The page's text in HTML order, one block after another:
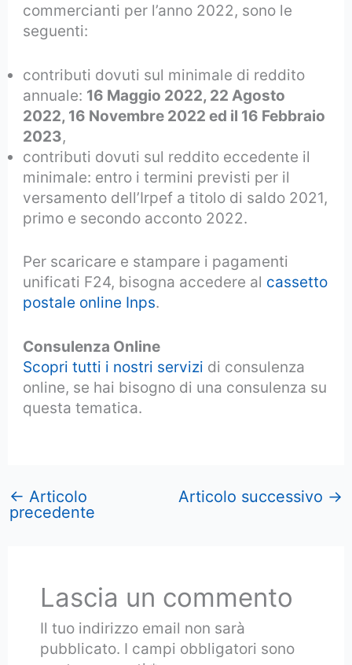
commercianti per l’anno 2022, sono le
seguenti:
contributi dovuti sul minimale di reddito
annuale: 16 Maggio 2022, 22 Agosto
2022, 16 Novembre 2022 ed il 16 Febbraio
2023,
contributi dovuti sul reddito eccedente il
minimale: entro i termini previsti per il
versamento dell’Irpef a titolo di saldo 2021,
primo e secondo acconto 2022.
Per scaricare e stampare i pagamenti
unificati F24, bisogna accedere al cassetto
postale online Inps.
Consulenza Online
Scopri tutti i nostri servizi di consulenza
online, se hai bisogno di una consulenza su
questa tematica.
← Articolo
precedente
Articolo successivo →
Lascia un commento
Il tuo indirizzo email non sarà
pubblicato. I campi obbligatori sono